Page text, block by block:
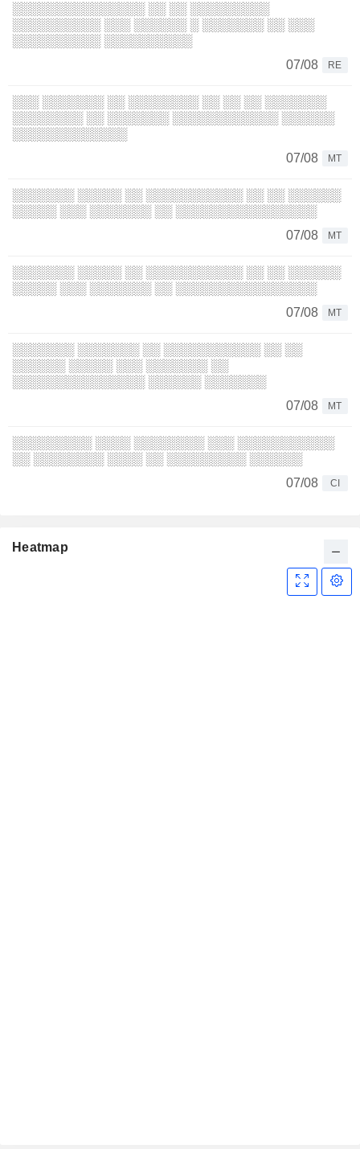
░░░░░░░░░░░░░░░ ░░ ░░ ░░░░░░░░░
░░░░░░░░░░ ░░░ ░░░░░░ ░ ░░░░░░░ ░░ ░░░
░░░░░░░░░░ ░░░░░░░░░░
07/08
RE
░░░ ░░░░░░░ ░░ ░░░░░░░░ ░░ ░░ ░░ ░░░░░░░
░░░░░░░░ ░░ ░░░░░░░ ░░░░░░░░░░░░ ░░░░░░
░░░░░░░░░░░░░
07/08
MT
░░░░░░░ ░░░░░ ░░ ░░░░░░░░░░░ ░░ ░░ ░░░░░░
░░░░░ ░░░ ░░░░░░░ ░░ ░░░░░░░░░░░░░░░░
07/08
MT
░░░░░░░ ░░░░░ ░░ ░░░░░░░░░░░ ░░ ░░ ░░░░░░
░░░░░ ░░░ ░░░░░░░ ░░ ░░░░░░░░░░░░░░░░
07/08
MT
░░░░░░░ ░░░░░░░ ░░ ░░░░░░░░░░░ ░░ ░░
░░░░░░ ░░░░░ ░░░ ░░░░░░░ ░░
░░░░░░░░░░░░░░░ ░░░░░░ ░░░░░░░
07/08
MT
░░░░░░░░░ ░░░░ ░░░░░░░░ ░░░ ░░░░░░░░░░░
░░ ░░░░░░░░ ░░░░ ░░ ░░░░░░░░░ ░░░░░░
07/08
CI
Heatmap